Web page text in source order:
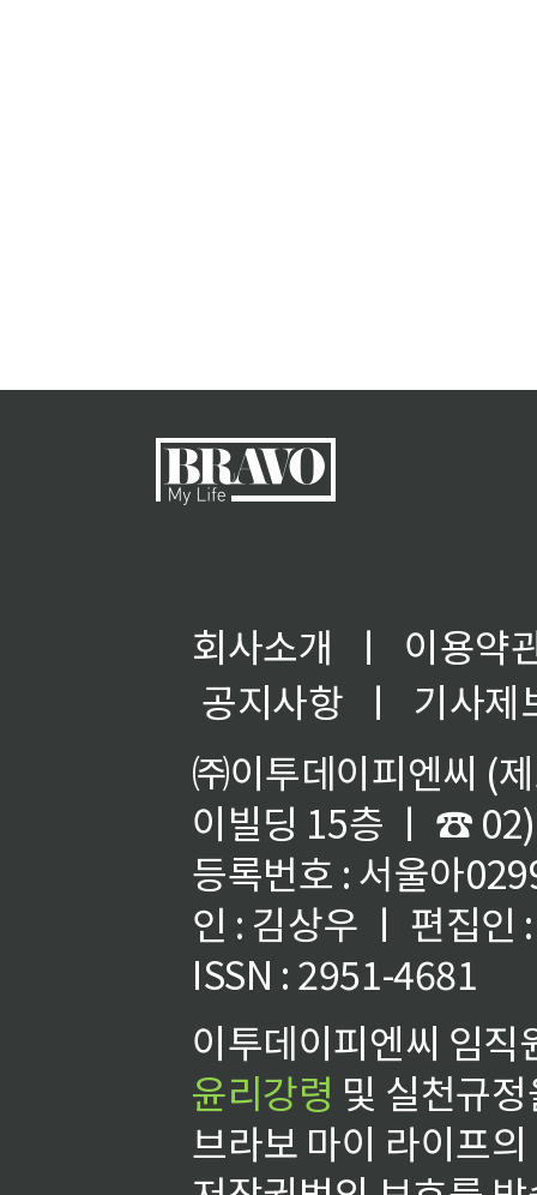
회사소개 ㅣ
이용약
공지사항
ㅣ
기사제
㈜이투데이피엔씨 (
이빌딩 15층 ㅣ ☎
등록번호 : 서울아
인 : 김상우 ㅣ 편집인
ISSN : 2951-4681
이투데이피엔씨 임
윤리강령 및 실천규
브라보 마이 라이프